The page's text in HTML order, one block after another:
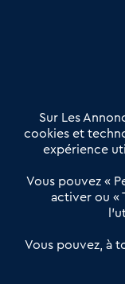
Offres Pro
Actualités
Qui sommes nous ?
Derniers articles
Réseau 3C : un
Petitscommerces :
proximité et des
Sur Les
cookies et
expérience
Vous pouvez «
activer ou «
Vous pouvez, à